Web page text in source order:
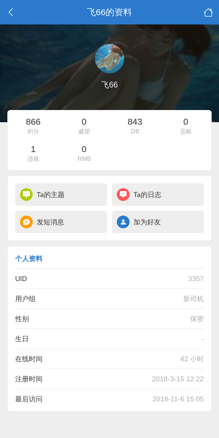
飞66的资料
飞66
866
积分
0
威望
843
DB
0
贡献
1
违规
0
RMB
Ta的主题 Ta的日志
发短消息 加为好友
个人资料
UID 3357
用户组 新司机
性别 保密
生日 -
在线时间 42 小时
注册时间 2018-3-15 12:22
最后访问 2018-11-6 15:05